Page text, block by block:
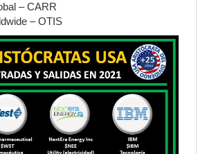
– CARR
– OTIS